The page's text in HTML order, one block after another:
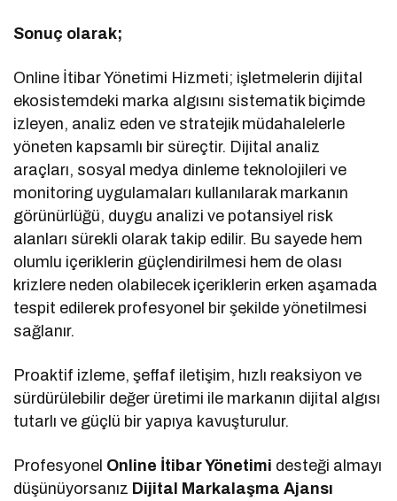
Sonuç olarak;
Online İtibar Yönetimi Hizmeti; işletmelerin dijital
ekosistemdeki marka algısını sistematik biçimde
izleyen, analiz eden ve stratejik müdahalelerle
yöneten kapsamlı bir süreçtir. Dijital analiz
araçları, sosyal medya dinleme teknolojileri ve
monitoring uygulamaları kullanılarak markanın
görünürlüğü, duygu analizi ve potansiyel risk
alanları sürekli olarak takip edilir. Bu sayede hem
olumlu içeriklerin güçlendirilmesi hem de olası
krizlere neden olabilecek içeriklerin erken aşamada
tespit edilerek profesyonel bir şekilde yönetilmesi
sağlanır.
Proaktif izleme, şeffaf iletişim, hızlı reaksiyon ve
sürdürülebilir değer üretimi ile markanın dijital algısı
tutarlı ve güçlü bir yapıya kavuşturulur.
Profesyonel Online İtibar Yönetimi desteği almayı
düşünüyorsanız Dijital Markalaşma Ajansı